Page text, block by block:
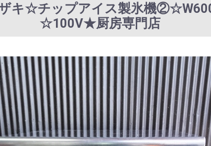
キ☆チップアイス製氷機
☆100V★厨房専門店